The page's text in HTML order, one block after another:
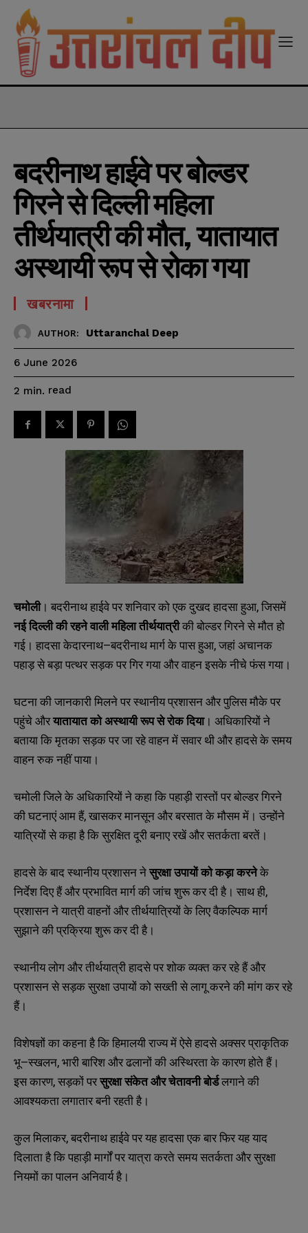
बदरीनाथ हाईवे पर बोल्डर
गिरने से दिल्ली महिला
तीर्थयात्री की मौत, यातायात
अस्थायी रूप से रोका गया
खबरनामा
AUTHOR: Uttaranchal Deep
6 June 2026
2 min. read
चमोली। बदरीनाथ हाईवे पर शनिवार को एक दुखद हादसा हुआ, जिसमें
नई दिल्ली की रहने वाली महिला तीर्थयात्री की बोल्डर गिरने से मौत हो
गई। हादसा केदारनाथ–बदरीनाथ मार्ग के पास हुआ, जहां अचानक
पहाड़ से बड़ा पत्थर सड़क पर गिर गया और वाहन इसके नीचे फंस गया।
घटना की जानकारी मिलने पर स्थानीय प्रशासन और पुलिस मौके पर
पहुंचे और यातायात को अस्थायी रूप से रोक दिया। अधिकारियों ने
बताया कि मृतका सड़क पर जा रहे वाहन में सवार थी और हादसे के समय
वाहन रुक नहीं पाया।
चमोली जिले के अधिकारियों ने कहा कि पहाड़ी रास्तों पर बोल्डर गिरने
की घटनाएं आम हैं, खासकर मानसून और बरसात के मौसम में। उन्होंने
यात्रियों से कहा है कि सुरक्षित दूरी बनाए रखें और सतर्कता बरतें।
हादसे के बाद स्थानीय प्रशासन ने सुरक्षा उपायों को कड़ा करने के
निर्देश दिए हैं और प्रभावित मार्ग की जांच शुरू कर दी है। साथ ही,
प्रशासन ने यात्री वाहनों और तीर्थयात्रियों के लिए वैकल्पिक मार्ग
सुझाने की प्रक्रिया शुरू कर दी है।
स्थानीय लोग और तीर्थयात्री हादसे पर शोक व्यक्त कर रहे हैं और
प्रशासन से सड़क सुरक्षा उपायों को सख्ती से लागू करने की मांग कर रहे
हैं।
विशेषज्ञों का कहना है कि हिमालयी राज्य में ऐसे हादसे अक्सर प्राकृतिक
भू–स्खलन, भारी बारिश और ढलानों की अस्थिरता के कारण होते हैं।
इस कारण, सड़कों पर सुरक्षा संकेत और चेतावनी बोर्ड लगाने की
आवश्यकता लगातार बनी रहती है।
कुल मिलाकर, बदरीनाथ हाईवे पर यह हादसा एक बार फिर यह याद
दिलाता है कि पहाड़ी मार्गों पर यात्रा करते समय सतर्कता और सुरक्षा
नियमों का पालन अनिवार्य है।